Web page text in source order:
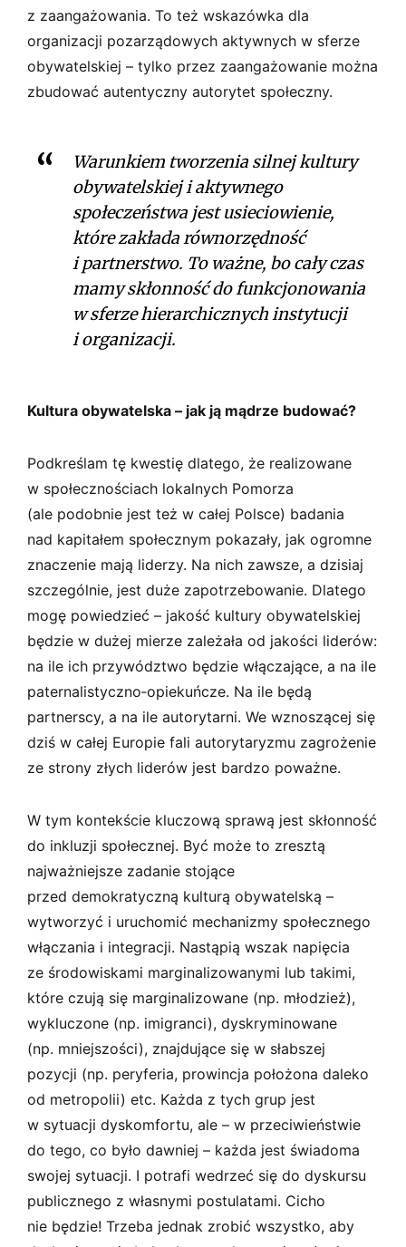
z zaangażowania. To też wskazówka dla
organizacji pozarządowych aktywnych w sferze
obywatelskiej – tylko przez zaangażowanie można
zbudować autentyczny autorytet społeczny.
Warunkiem tworzenia silnej kultury
obywatelskiej i aktywnego
społeczeństwa jest usieciowienie,
które zakłada równorzędność
i partnerstwo. To ważne, bo cały czas
mamy skłonność do funkcjonowania
w sferze hierarchicznych instytucji
i organizacji.
Kultura obywatelska – jak ją mądrze budować?
Podkreślam tę kwestię dlatego, że realizowane
w społecznościach lokalnych Pomorza
(ale podobnie jest też w całej Polsce) badania
nad kapitałem społecznym pokazały, jak ogromne
znaczenie mają liderzy. Na nich zawsze, a dzisiaj
szczególnie, jest duże zapotrzebowanie. Dlatego
mogę powiedzieć – jakość kultury obywatelskiej
będzie w dużej mierze zależała od jakości liderów:
na ile ich przywództwo będzie włączające, a na ile
paternalistyczno­‑opiekuńcze. Na ile będą
partnerscy, a na ile autorytarni. We wznoszącej się
dziś w całej Europie fali autorytaryzmu zagrożenie
ze strony złych liderów jest bardzo poważne.
W tym kontekście kluczową sprawą jest skłonność
do inkluzji społecznej. Być może to zresztą
najważniejsze zadanie stojące
przed demokratyczną kulturą obywatelską –
wytworzyć i uruchomić mechanizmy społecznego
włączania i integracji. Nastąpią wszak napięcia
ze środowiskami marginalizowanymi lub takimi,
które czują się marginalizowane (np. młodzież),
wykluczone (np. imigranci), dyskryminowane
(np. mniejszości), znajdujące się w słabszej
pozycji (np. peryferia, prowincja położona daleko
od metropolii) etc. Każda z tych grup jest
w sytuacji dyskomfortu, ale – w przeciwieństwie
do tego, co było dawniej – każda jest świadoma
swojej sytuacji. I potrafi wedrzeć się do dyskursu
publicznego z własnymi postulatami. Cicho
nie będzie! Trzeba jednak zrobić wszystko, aby